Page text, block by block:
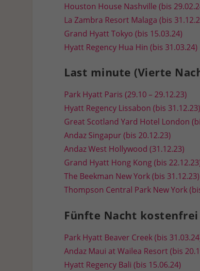
Houston House Nashville (bis
La Zambra Resort Malaga (bis
Grand Hyatt Tokyo (bis 15.03.24)
Hyatt Regency Hua Hin (bis 31.03.24)
Last minute (Vierte
Park Hyatt Paris (29.10 – 29.12.23)
Hyatt Regency Lissabon (bis 31.12.23)
Great Scotland Yard Hotel London
Andaz Singapur (bis 20.12.23)
Andaz West Hollywood (31.12.23)
Grand Hyatt Hong Kong (bis
The Beekman New York (bis 31.12.23)
Thompson Central Park New York
Fünfte Nacht kostenfrei
Park Hyatt Beaver Creek (bis
Andaz Maui at Wailea Resort (bis
Hyatt Regency Bali (bis 15.06.24)